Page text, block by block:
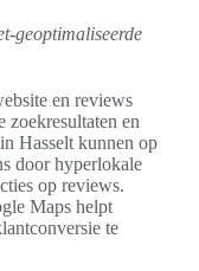
geoptimaliseerde
en reviews
zoekresultaten en
Hasselt kunnen op
door hyperlokale
op reviews.
Maps helpt
te